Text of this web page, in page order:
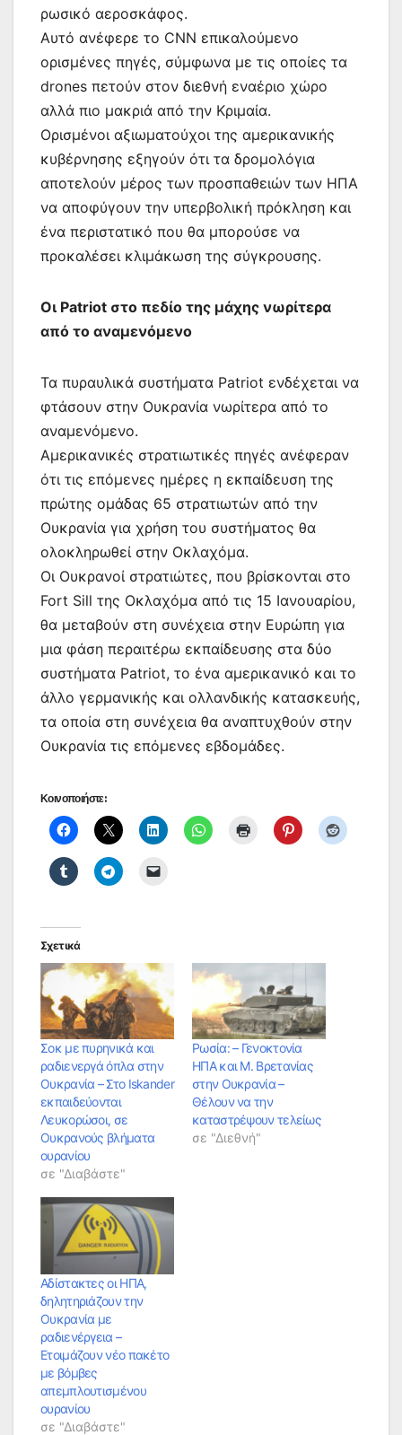
ρωσικό αεροσκάφος.
Αυτό ανέφερε το CNN επικαλούμενο
ορισμένες πηγές, σύμφωνα με τις οποίες τα
drones πετούν στον διεθνή εναέριο χώρο
αλλά πιο μακριά από την Κριμαία.
Ορισμένοι αξιωματούχοι της αμερικανικής
κυβέρνησης εξηγούν ότι τα δρομολόγια
αποτελούν μέρος των προσπαθειών των ΗΠΑ
να αποφύγουν την υπερβολική πρόκληση και
ένα περιστατικό που θα μπορούσε να
προκαλέσει κλιμάκωση της σύγκρουσης.
Οι Patriot στο πεδίο της μάχης νωρίτερα
από το αναμενόμενο
Τα πυραυλικά συστήματα Patriot ενδέχεται να
φτάσουν στην Ουκρανία νωρίτερα από το
αναμενόμενο.
Αμερικανικές στρατιωτικές πηγές ανέφεραν
ότι τις επόμενες ημέρες η εκπαίδευση της
πρώτης ομάδας 65 στρατιωτών από την
Ουκρανία για χρήση του συστήματος θα
ολοκληρωθεί στην Οκλαχόμα.
Οι Ουκρανοί στρατιώτες, που βρίσκονται στο
Fort Sill της Οκλαχόμα από τις 15 Ιανουαρίου,
θα μεταβούν στη συνέχεια στην Ευρώπη για
μια φάση περαιτέρω εκπαίδευσης στα δύο
συστήματα Patriot, το ένα αμερικανικό και το
άλλο γερμανικής και ολλανδικής κατασκευής,
τα οποία στη συνέχεια θα αναπτυχθούν στην
Ουκρανία τις επόμενες εβδομάδες.
Κοινοποιήστε:
Σχετικά
Σοκ με πυρηνικά και
ραδιενεργά όπλα στην
Ουκρανία – Στο Iskander
εκπαιδεύονται
Λευκορώσοι, σε
Ουκρανούς βλήματα
ουρανίου
σε "Διαβάστε"
Ρωσία: – Γενοκτονία
ΗΠΑ και Μ. Βρετανίας
στην Ουκρανία –
Θέλουν να την
καταστρέψουν τελείως
σε "Διεθνή"
Αδίστακτες οι ΗΠΑ,
δηλητηριάζουν την
Ουκρανία με
ραδιενέργεια –
Ετοιμάζουν νέο πακέτο
με βόμβες
απεμπλουτισμένου
ουρανίου
σε "Διαβάστε"